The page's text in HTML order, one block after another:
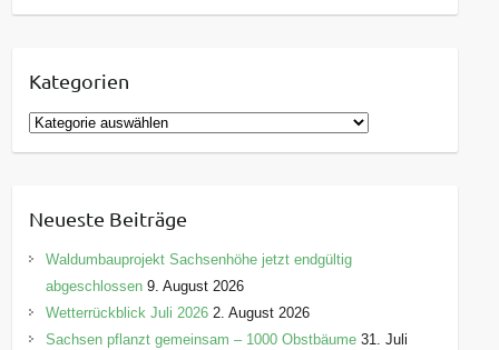
Kategorien
K
a
g
o
i
e
Neueste Beiträge
Waldumbauprojekt Sachsenhöhe jetzt endgültig
abgeschlossen 9. August 2026
Wetterrückblick Juli 2026 2. August 2026
Sachsen pflanzt gemeinsam – 1000 Obstbäume 31. Juli